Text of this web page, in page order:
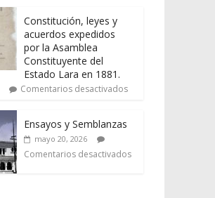
Constitución, leyes y
acuerdos expedidos
por la Asamblea
Constituyente del
Estado Lara en 1881.
Comentarios desactivados
Ensayos y Semblanzas
mayo 20, 2026
Comentarios desactivados